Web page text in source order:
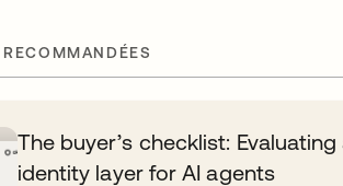
The buyer’s checklist: Evaluating
identity layer for AI agents